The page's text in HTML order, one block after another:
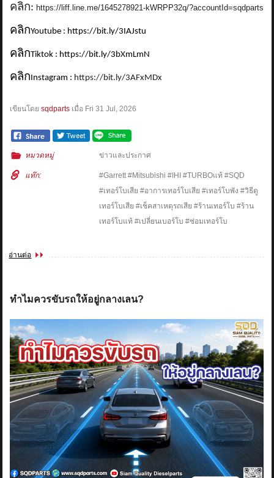
คลิก: https://liff.line.me/1645278921-kWRPP32q/?accountId=sqdparts
คลิกYoutube : https://bit.ly/3IAJstu
คลิกTiktok : https://bit.ly/3bXmLmN
คลิก Instagram : https://bit.ly/3AFxMDx
เขียนโดยsqdparts เมื่อ Fri 31 Jul, 2026
หมวดหมู่ ข่าวและประกาศ
แท๊ก:
#Garrett #Mitsubishi #IHI #TURBOแท้ #SQD
#เทอร์โบเสีย #อาการเทอร์โบเสีย #เทอร์โบพัง #วิธีดู
เทอร์โบเสีย #เช็คสาเหตุรถเสีย #ร้านเทอร์โบ #ร้าน
เทอร์โบแท้ #เปลี่ยนเบอร์โบ #ซ่อมเทอร์โบ
อ่านต่อ
ทำไมควรขับรถให้อยู่กลางเลน?